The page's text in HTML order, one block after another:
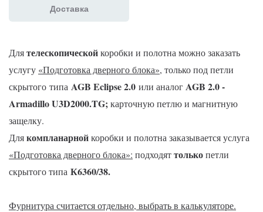
Доставка
Длятелескопическойкоробки и полотна можно заказать
услугу «Подготовка дверного блока», только под петли
скрытого типа AGB Eclipse 2.0 или аналогAGB 2.0 -
Armadillo U3D2000.TG;карточную петлю и магнитную
защелку.
Длякомпланарнойкоробки и полотна заказывается услуга
«Подготовка дверного блока»: подходяттолькопетли
скрытого типа К6360/38.
Фурнитура считается отдельно, выбрать в калькуляторе.